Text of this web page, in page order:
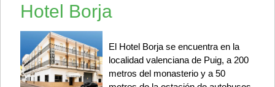
Hotel Borja
El Hotel Borja se encuentra en la
localidad valenciana de Puig, a 200
metros del monasterio y a 50